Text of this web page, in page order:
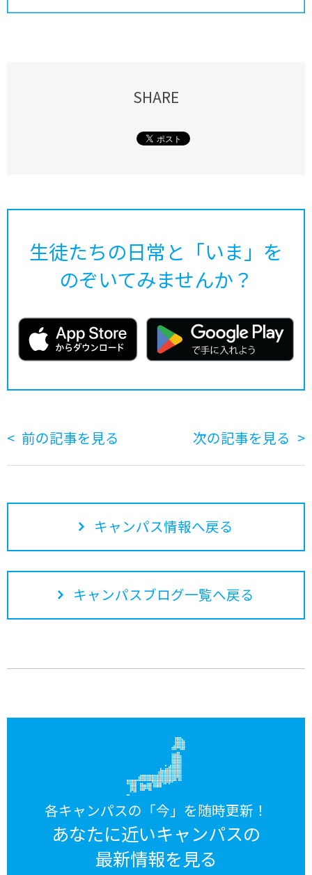
SHARE
生徒たちの日常と「いま」を
のぞいてみませんか？
前の記事を見る 次の記事を見る
キャンパス情報へ戻る
キャンパスブログ一覧へ戻る
各キャンパスの「今」を随時更新！
あなたに近いキャンパスの
最新情報を見る